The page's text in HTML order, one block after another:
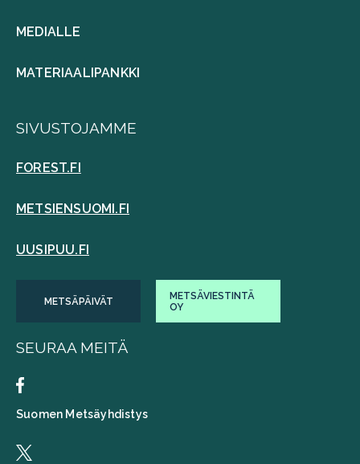
MEDIALLE
MATERIAALIPANKKI
SIVUSTOJAMME
FOREST.FI
METSIENSUOMI.FI
UUSIPUU.FI
METSÄPÄIVÄT
METSÄVIESTINTÄ
OY
SEURAA MEITÄ
Suomen Metsäyhdistys